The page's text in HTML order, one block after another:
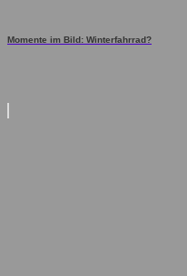
Momente im Bild: Winterfahrrad?